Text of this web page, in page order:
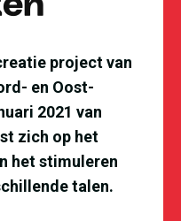
project van
en Oost-
2021 van
zich op het
het stimuleren
talen.